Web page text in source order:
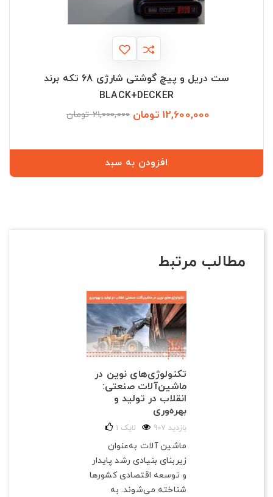
ست دریل و پیچ گوشتی شارژی 68 تکه برند
BLACK+DECKER
12,600,000 تومان 21,000,000 تومان
افزودن به سبد
مطالب مرتبط
تکنولوژی‌های نوین در
ماشین‌آلات صنعتی:
انقلاب در تولید و
بهره‌وری
907 بازدید 1 لایک
ماشین آلات به‌عنوان
زیربنای بنیادی رشد پایدار
و توسعه اقتصادی کشورها
شناخته می‌شوند. به